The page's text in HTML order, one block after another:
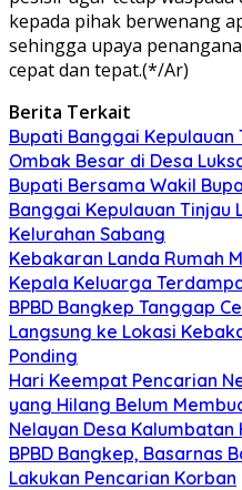
kepada pihak berwenang
sehingga upaya
cepat dan tepat.(*/Ar)
Berita Terkait
Bupati Banggai
Ombak Besar di Desa
Bupati Bersama Wakil
Banggai Kepulauan Tinjau
Kelurahan Sabang
Kebakaran Landa Rumah
Kepala Keluarga
BPBD Bangkep Tanggap
Langsung ke Lokasi
Ponding
Hari Keempat Pencarian
yang Hilang Belum
Nelayan Desa
BPBD Bangkep, Basarnas
Lakukan Pencarian Korban